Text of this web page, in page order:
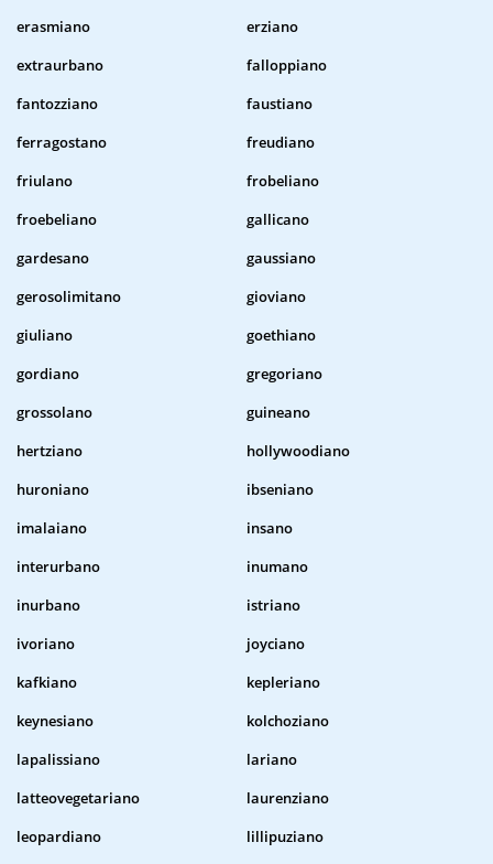
erasmiano
erziano
extraurbano
falloppiano
fantozziano
faustiano
ferragostano
freudiano
friulano
frobeliano
froebeliano
gallicano
gardesano
gaussiano
gerosolimitano
gioviano
giuliano
goethiano
gordiano
gregoriano
grossolano
guineano
hertziano
hollywoodiano
huroniano
ibseniano
imalaiano
insano
interurbano
inumano
inurbano
istriano
ivoriano
joyciano
kafkiano
kepleriano
keynesiano
kolchoziano
lapalissiano
lariano
latteovegetariano
laurenziano
leopardiano
lillipuziano